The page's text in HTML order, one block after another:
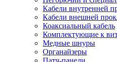
Кабели внутренней
Кабели внешней
Коаксиальный кабель
Комплектующие к
Медные шнуры
Органайзеры
Патч-панели